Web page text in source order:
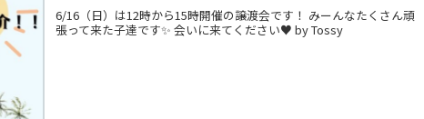
6/16（日）は12時から15時開催の譲渡会です！ みーんなたくさん頑
張って来た子達です✨ 会いに来てください♥️ by Tossy